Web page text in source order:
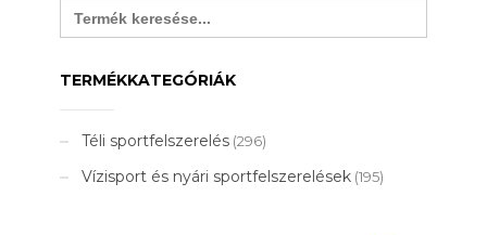
Search
for:
TERMÉKKATEGÓRIÁK
Téli sportfelszerelés (296)
Vízisport és nyári sportfelszerelések (195)